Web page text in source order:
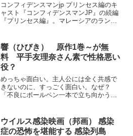
コンフィデンスマンjp プリンセス編のキ
ャスト『コンフィデンスマンJP』の続編
『プリンセス編』。マレーシアのランカ
ん、リチャードら面々が世界有数の大富
豪一族をターゲット...
響（ひびき） 原作1巻～が無
料 平手友理奈さん素で性格悪い
役？
めっちゃ面白い。主人公には全く共感で
きないのに、すっごく面白い。なぜ？
「不良にボールペン一本で立ち向かう」
自分の感性にまっすぐな高校生・鮎喰響
（あくい・ひびき）が、小説...
ウイルス感染映画（邦画） 感染
症の恐怖を堪能する 感染列島